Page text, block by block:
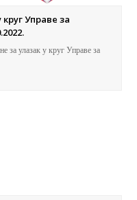
Управе за
за улазак у круг Управе за